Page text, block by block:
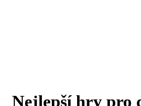
Nejlepší hry pro